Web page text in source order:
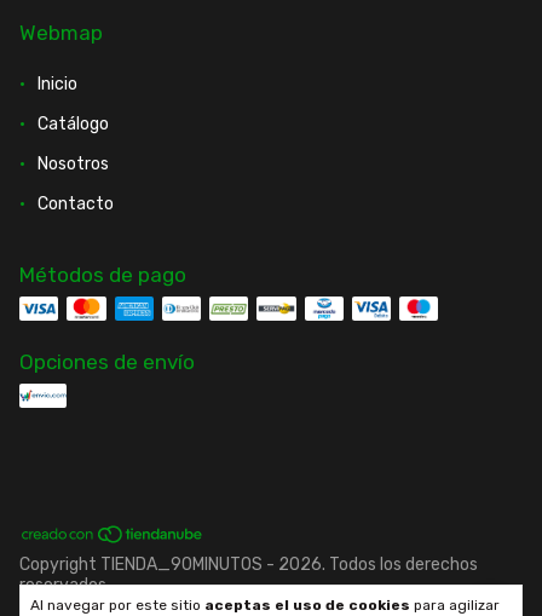
Al navegar por este sitio aceptas el uso de cookies para agilizar
Webmap
Inicio
Catálogo
Nosotros
Contacto
Métodos de pago
Opciones de envío
Copyright TIENDA_90MINUTOS - 2026. Todos los derechos
reservados.